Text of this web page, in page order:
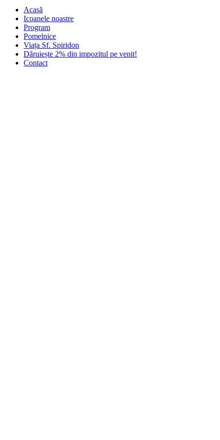
Acasă
Icoanele noastre
Program
Pomelnice
Viața Sf. Spiridon
Dăruiește 2% din impozitul pe venit!
Contact